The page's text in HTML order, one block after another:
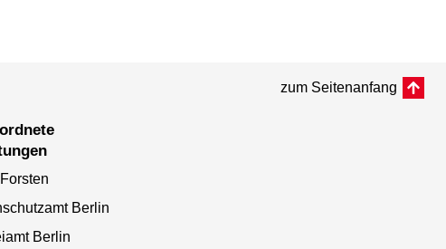
zum Seitenanfang
Berlin
Berlin